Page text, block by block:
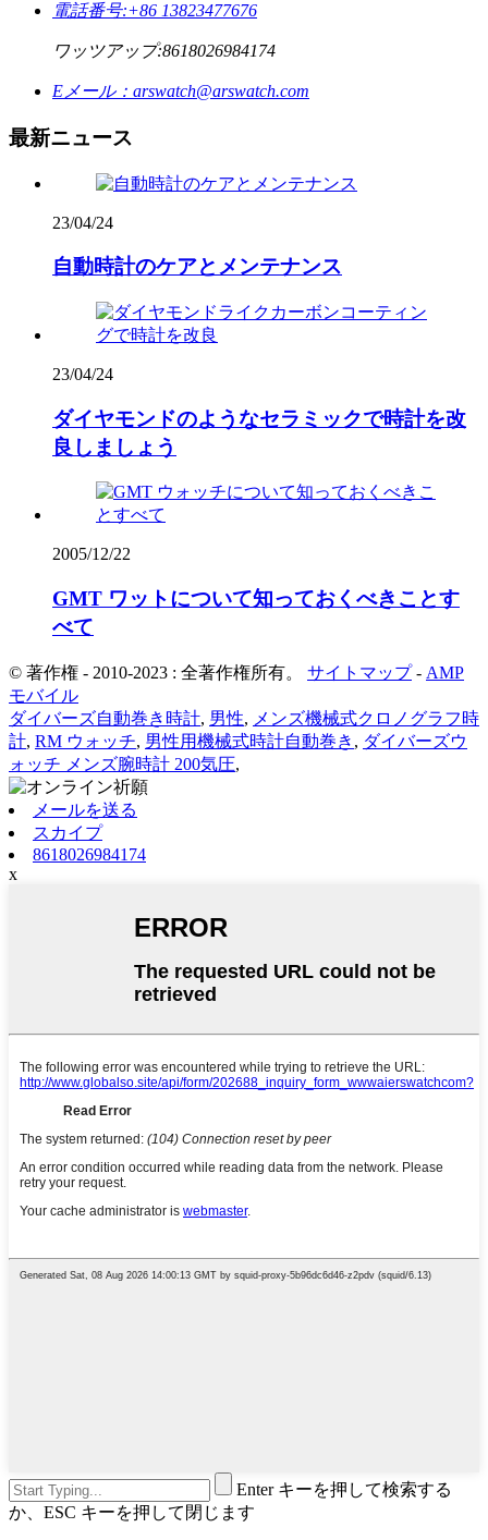
電話番号:+86 13823477676
ワッツアップ:8618026984174
Eメール： arswatch@arswatch.com
最新ニュース
23/04/24
自動時計のケアとメンテナンス
23/04/24
ダイヤモンドのようなセラミックで時計を改
良しましょう
2005/12/22
GMT ワットについて知っておくべきことす
べて
© 著作権 - 2010-2023 : 全著作権所有。 サイトマップ- AMP
モバイル
ダイバーズ自動巻き時計, 男性, メンズ機械式クロノグラフ時
計, RM ウォッチ, 男性用機械式時計自動巻き , ダイバーズウ
ォッチ メンズ腕時計 200気圧,
メールを送る
スカイプ
8618026984174
x
Enter キーを押して検索する
か、ESC キーを押して閉じます